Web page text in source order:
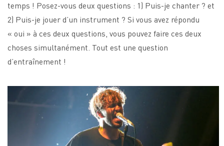
temps ! Posez-vous deux questions : 1) Puis-je chanter ? et
2) Puis-je jouer d’un instrument ? Si vous avez répondu
« oui » à ces deux questions, vous pouvez faire ces deux
choses simultanément. Tout est une question
d’entraînement !